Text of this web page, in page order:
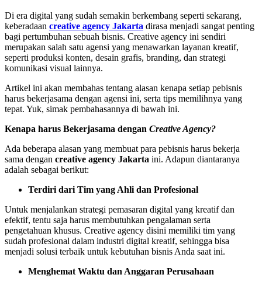
Di era digital yang sudah semakin berkembang seperti sekarang,
keberadaan creative agency Jakarta dirasa menjadi sangat penting
bagi pertumbuhan sebuah bisnis. Creative agency ini sendiri
merupakan salah satu agensi yang menawarkan layanan kreatif,
seperti produksi konten, desain grafis, branding, dan strategi
komunikasi visual lainnya.
Artikel ini akan membahas tentang alasan kenapa setiap pebisnis
harus bekerjasama dengan agensi ini, serta tips memilihnya yang
tepat. Yuk, simak pembahasannya di bawah ini.
Kenapa harus Bekerjasama dengan Creative Agency?
Ada beberapa alasan yang membuat para pebisnis harus bekerja
sama dengan creative agency Jakarta ini. Adapun diantaranya
adalah sebagai berikut:
Terdiri dari Tim yang Ahli dan Profesional
Untuk menjalankan strategi pemasaran digital yang kreatif dan
efektif, tentu saja harus membutuhkan pengalaman serta
pengetahuan khusus. Creative agency disini memiliki tim yang
sudah profesional dalam industri digital kreatif, sehingga bisa
menjadi solusi terbaik untuk kebutuhan bisnis Anda saat ini.
Menghemat Waktu dan Anggaran Perusahaan